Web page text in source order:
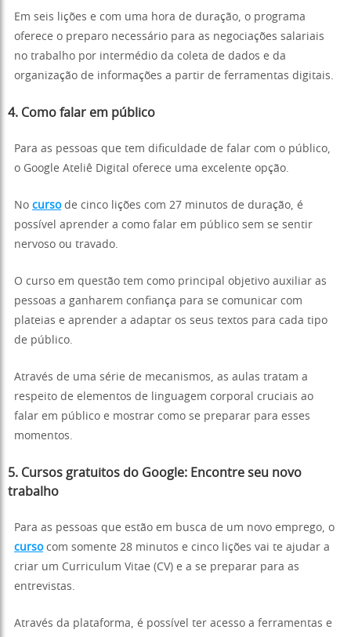
Em seis lições e com uma hora de duração, o programa
oferece o preparo necessário para as negociações salariais
no trabalho por intermédio da coleta de dados e da
organização de informações a partir de ferramentas digitais.
4. Como falar em público
Para as pessoas que tem dificuldade de falar com o público,
o Google Ateliê Digital oferece uma excelente opção.
No cursode cinco lições com 27 minutos de duração, é
possível aprender a como falar em público sem se sentir
nervoso ou travado.
O curso em questão tem como principal objetivo auxiliar as
pessoas a ganharem confiança para se comunicar com
plateias e aprender a adaptar os seus textos para cada tipo
de público.
Através de uma série de mecanismos, as aulas tratam a
respeito de elementos de linguagem corporal cruciais ao
falar em público e mostrar como se preparar para esses
momentos.
5. Cursos gratuitos do Google: Encontre seu novo
trabalho
Para as pessoas que estão em busca de um novo emprego, o
cursocom somente 28 minutos e cinco lições vai te ajudar a
criar um Curriculum Vitae (CV) e a se preparar para as
entrevistas.
Através da plataforma, é possível ter acesso a ferramentas e